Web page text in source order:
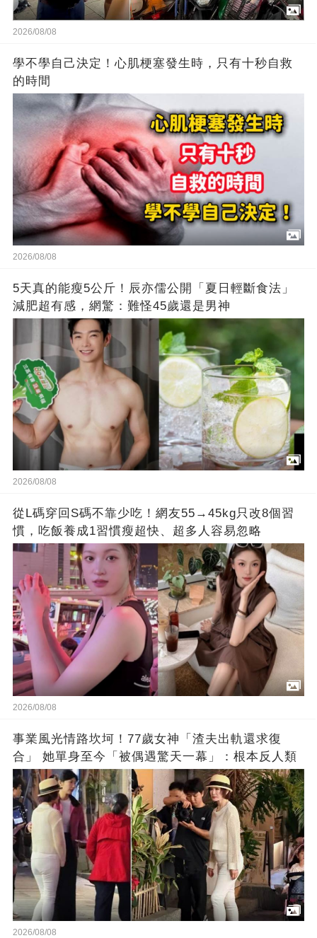
2026/08/08
學不學自己決定！心肌梗塞發生時，只有十秒自救
的時間
2026/08/08
5天真的能瘦5公斤！辰亦儒公開「夏日輕斷食法」
減肥超有感，網驚：難怪45歲還是男神
2026/08/08
從L碼穿回S碼不靠少吃！網友55→45kg只改8個習
慣，吃飯養成1習慣瘦超快、超多人容易忽略
2026/08/08
事業風光情路坎坷！77歲女神「渣夫出軌還求復
合」 她單身至今「被偶遇驚天一幕」：根本反人類
2026/08/08